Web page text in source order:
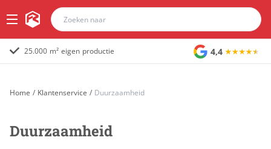
25.000 m² eigen productie 4,4
Home / Klantenservice / Duurzaamheid
Duurzaamheid